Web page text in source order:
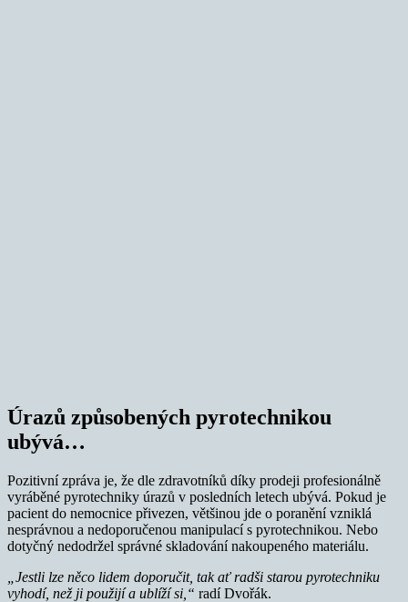
Úrazů způsobených pyrotechnikou
ubývá…
Pozitivní zpráva je, že dle zdravotníků díky prodeji profesionálně
vyráběné pyrotechniky úrazů v posledních letech ubývá. Pokud je
pacient do nemocnice přivezen, většinou jde o poranění vzniklá
nesprávnou a nedoporučenou manipulací s pyrotechnikou. Nebo
dotyčný nedodržel správné skladování nakoupeného materiálu.
Jestli lze něco lidem doporučit, tak ať radši starou pyrotechniku
vyhodí, než ji použijí a ublíží si ,“ radí Dvořák.